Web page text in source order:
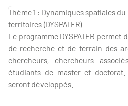
Thème 1 : Dynamiques spatiales
territoires (DYSPATER)
Le programme DYSPATER
de recherche et de terrain des
chercheurs, chercheurs
étudiants de master et
seront développés.